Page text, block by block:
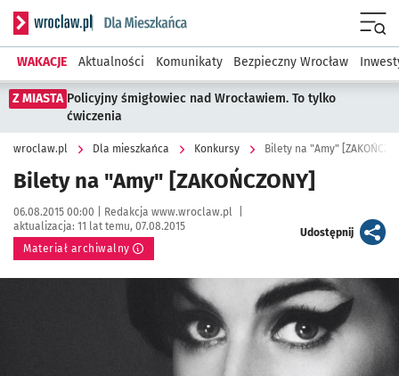
Serwis informacyjny wroclaw.pl podserwis: Dla mieszkańca
WAKACJE Aktualności Komunikaty Bezpieczny Wrocław
Z MIASTA Policyjny śmigłowiec nad Wrocławiem. To tylko
ćwiczenia
wroclaw.pl Dla mieszkańca Konkursy Bilety na "Amy"
Bilety na "Amy" [ZAKOŃCZONY]
Data publikacji:
06.08.2015 00:00 | Autor:
Redakcja www.wroclaw.pl
aktualizacja: 11 lat temu, 07.08.2015
Materiał archiwalny
Udostępnijartykuł